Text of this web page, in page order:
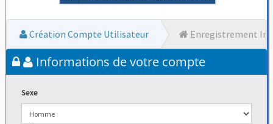
Création Compte Utilisateur Enregistrement
Informations de votre compte
Sexe